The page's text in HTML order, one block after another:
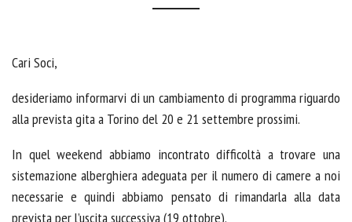
Cari Soci,
desideriamo informarvi di un cambiamento di programma riguardo
alla prevista gita a Torino del 20 e 21 settembre prossimi.
In quel weekend abbiamo incontrato difficoltà a trovare una
sistemazione alberghiera adeguata per il numero di camere a noi
necessarie e quindi abbiamo pensato di rimandarla alla data
prevista per l’uscita successiva (19 ottobre).